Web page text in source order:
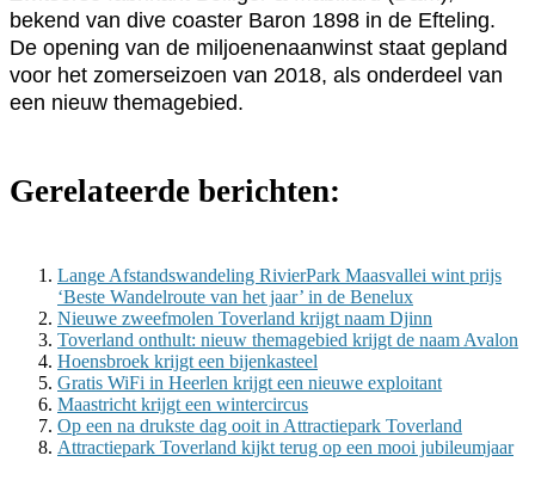
bekend van dive coaster Baron 1898 in de Efteling.
De opening van de miljoenenaanwinst staat gepland
voor het zomerseizoen van 2018, als onderdeel van
een nieuw themagebied.
Gerelateerde berichten:
Lange Afstandswandeling RivierPark Maasvallei wint prijs
‘Beste Wandelroute van het jaar’ in de Benelux
Nieuwe zweefmolen Toverland krijgt naam Djinn
Toverland onthult: nieuw themagebied krijgt de naam Avalon
Hoensbroek krijgt een bijenkasteel
Gratis WiFi in Heerlen krijgt een nieuwe exploitant
Maastricht krijgt een wintercircus
Op een na drukste dag ooit in Attractiepark Toverland
Attractiepark Toverland kijkt terug op een mooi jubileumjaar